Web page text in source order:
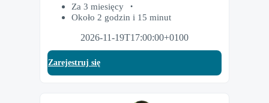
Za 3 miesięcy
Około 2 godzin i 15 minut
2026-11-19T17:00:00+0100
Zarejestruj się